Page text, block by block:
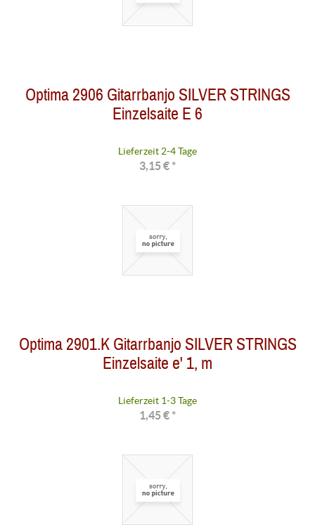
Optima 2906 Gitarrbanjo SILVER STRINGS
Einzelsaite E 6
Lieferzeit 2-4 Tage
3,15 € *
Optima 2901.K Gitarrbanjo SILVER STRINGS
Einzelsaite e' 1, m
Lieferzeit 1-3 Tage
1,45 € *